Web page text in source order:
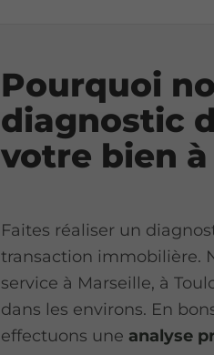
Pourquoi
diagnostic
votre bien
Faites réaliser un
transaction immobilière.
service à Marseille, à
dans les environs. En
effectuons une analyse